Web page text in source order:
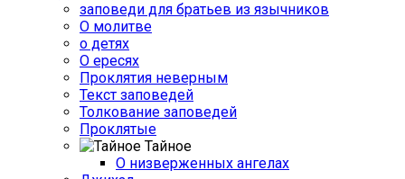
заповеди для братьев из язычников
О молитве
о детях
О ересях
Проклятия неверным
Текст заповедей
Толкование заповедей
Проклятые
Тайное
О низверженных ангелах